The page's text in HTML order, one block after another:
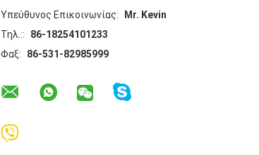
Υπεύθυνος Επικοινωνίας:
Mr. Kevin
Τηλ.::
86-18254101233
Φαξ:
86-531-82985999